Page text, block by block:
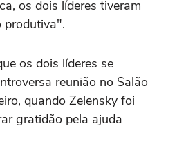
os dois líderes tiveram
produtiva".
os dois líderes se
reunião no Salão
quando Zelensky foi
gratidão pela ajuda